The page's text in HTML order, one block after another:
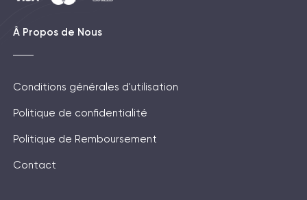
Â Propos de Nous
Conditions générales d'utilisation
Politique de confidentialité
Politique de Remboursement
Contact